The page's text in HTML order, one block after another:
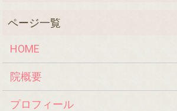
HOME
院概要
プロフィール